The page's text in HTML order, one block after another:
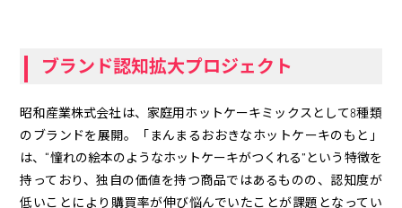
ブランド認知拡大プロジェクト
昭和産業株式会社は、家庭用ホットケーキミックスとして8種類
のブランドを展開。「まんまるおおきなホットケーキのもと」
は、“憧れの絵本のようなホットケーキがつくれる”という特徴を
持っており、独自の価値を持つ商品ではあるものの、認知度が
低いことにより購買率が伸び悩んでいたことが課題となってい